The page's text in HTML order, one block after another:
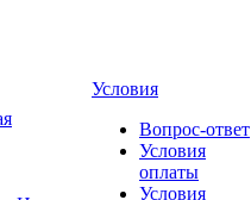
Условия
Вопрос-ответ
Условия
оплаты
Условия